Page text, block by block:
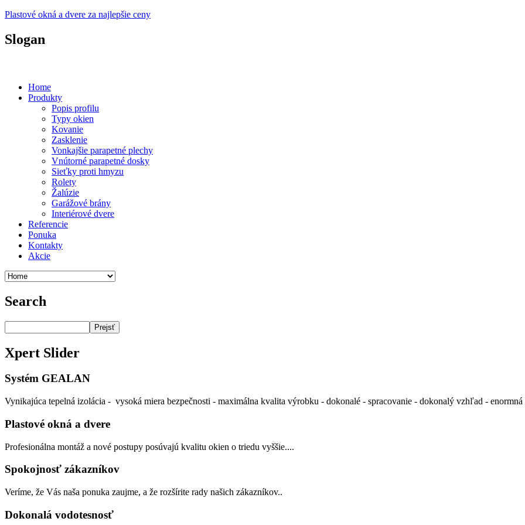
Plastové okná a dvere za najlepšie ceny
Slogan
Home
Produkty
Popis profilu
Typy okien
Kovanie
Zasklenie
Vonkajšie parapetné plechy
Vnútorné parapetné dosky
Sieťky proti hmyzu
Rolety
Žalúzie
Garážové brány
Interiérové dvere
Referencie
Ponuka
Kontakty
Akcie
Search
Prejsť
Xpert Slider
Systém GEALAN
Vynikajúca tepelná izolácia - vysoká miera bezpečnosti - maximálna kvalita výrobku - dokonalé - spracovanie - dokonalý vzhľad - enormná
Plastové okná a dvere
Profesionálna montáž a nové postupy posúvajú kvalitu okien o triedu vyššie....
Spokojnosť zákazníkov
Veríme, že Vás naša ponuka zaujme, a že rozšírite rady našich zákazníkov..
Dokonalá vodotesnosť